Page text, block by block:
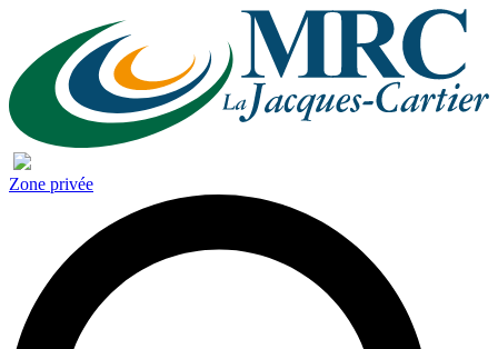
Zone privée